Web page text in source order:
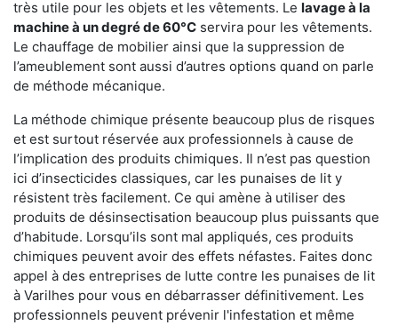
très utile pour les objets et les vêtements. Le lavage à la
machine à un degré de 60°C servira pour les vêtements.
Le chauffage de mobilier ainsi que la suppression de
l’ameublement sont aussi d’autres options quand on parle
de méthode mécanique.
La méthode chimique présente beaucoup plus de risques
et est surtout réservée aux professionnels à cause de
l’implication des produits chimiques. Il n’est pas question
ici d’insecticides classiques, car les punaises de lit y
résistent très facilement. Ce qui amène à utiliser des
produits de désinsectisation beaucoup plus puissants que
d’habitude. Lorsqu’ils sont mal appliqués, ces produits
chimiques peuvent avoir des effets néfastes. Faites donc
appel à des entreprises de lutte contre les punaises de lit
à Varilhes pour vous en débarrasser définitivement. Les
professionnels peuvent prévenir l'infestation et même